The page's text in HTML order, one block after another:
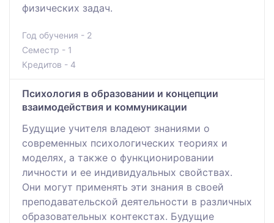
физических задач.
Год обучения - 2
Семестр - 1
Кредитов - 4
Психология в образовании и концепции
взаимодействия и коммуникации
Будущие учителя владеют знаниями о
современных психологических теориях и
моделях, а также о функционировании
личности и ее индивидуальных свойствах.
Они могут применять эти знания в своей
преподавательской деятельности в различных
образовательных контекстах. Будущие